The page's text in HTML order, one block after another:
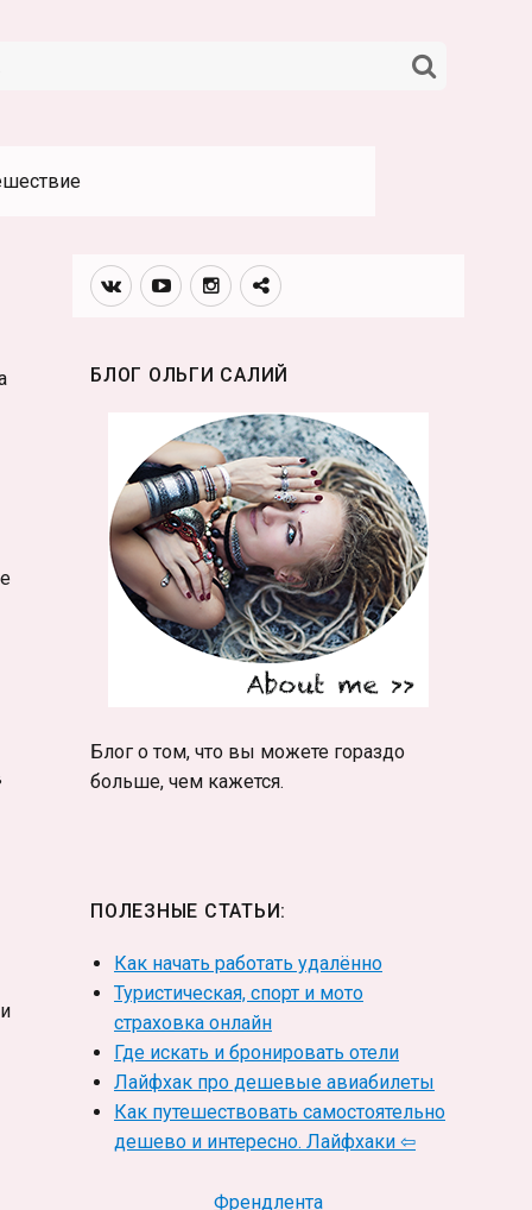
Вконтакте
YoutubeИнстаграмм
Телеграм
БЛОГ ОЛЬГИ САЛИЙ
Блог о том, что вы можете гораздо
больше, чем кажется.
ПОЛЕЗНЫЕ СТАТЬИ:
Как начать работать удалённо
Туристическая, спорт и мото
страховка онлайн
Где искать и бронировать отели
Лайфхак про дешевые авиабилеты
Как путешествовать самостоятельно
дешево и интересно. Лайфхаки ⇦
Френдлента